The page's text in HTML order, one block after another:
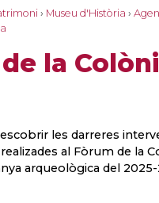
› Museu d'Història ›
la
les darreres
al Fòrum de la
arqueològica del 2025-